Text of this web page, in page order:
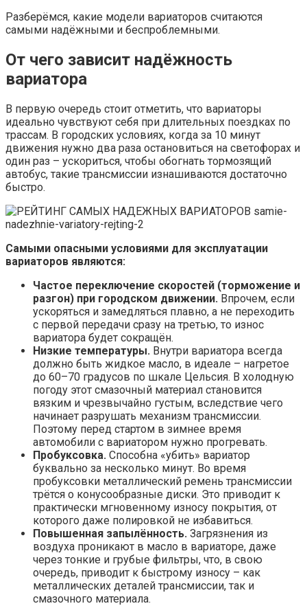
Разберёмся, какие модели вариаторов считаются
самыми надёжными и беспроблемными.
От чего зависит надёжность
вариатора
В первую очередь стоит отметить, что вариаторы
идеально чувствуют себя при длительных поездках по
трассам. В городских условиях, когда за 10 минут
движения нужно два раза остановиться на светофорах и
один раз – ускориться, чтобы обогнать тормозящий
автобус, такие трансмиссии изнашиваются достаточно
быстро.
Самыми опасными условиями для эксплуатации
вариаторов являются:
Частое переключение скоростей (торможение и
разгон) при городском движении. Впрочем, если
ускоряться и замедляться плавно, а не переходить
с первой передачи сразу на третью, то износ
вариатора будет сокращён.
Низкие температуры. Внутри вариатора всегда
должно быть жидкое масло, в идеале – нагретое
до 60–70 градусов по шкале Цельсия. В холодную
погоду этот смазочный материал становится
вязким и чрезвычайно густым, вследствие чего
начинает разрушать механизм трансмиссии.
Поэтому перед стартом в зимнее время
автомобили с вариатором нужно прогревать.
Пробуксовка. Способна «убить» вариатор
буквально за несколько минут. Во время
пробуксовки металлический ремень трансмиссии
трётся о конусообразные диски. Это приводит к
практически мгновенному износу покрытия, от
которого даже полировкой не избавиться.
Повышенная запылённость. Загрязнения из
воздуха проникают в масло в вариаторе, даже
через тонкие и грубые фильтры, что, в свою
очередь, приводит к быстрому износу – как
металлических деталей трансмиссии, так и
смазочного материала.